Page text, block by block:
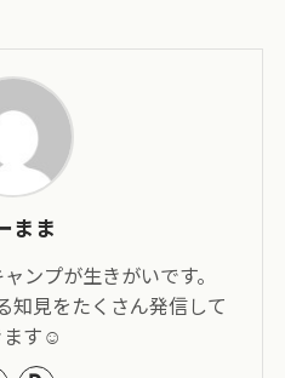
まま
ンプが生きがいです。
知見をたくさん発信して
ます☺